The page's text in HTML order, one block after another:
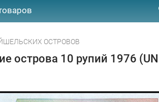
ОСТРОВОВ
острова 10 рупий 1976